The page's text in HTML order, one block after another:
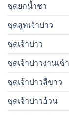
ชุดยกน้ำชา
ชุดสูทเจ้าบ่าว
ชุดเจ้าบ่าว
ชุดเจ้าบ่าวงานเช้า
ชุดเจ้าบ่าวสีขาว
ชุดเจ้าบ่าวอ้วน